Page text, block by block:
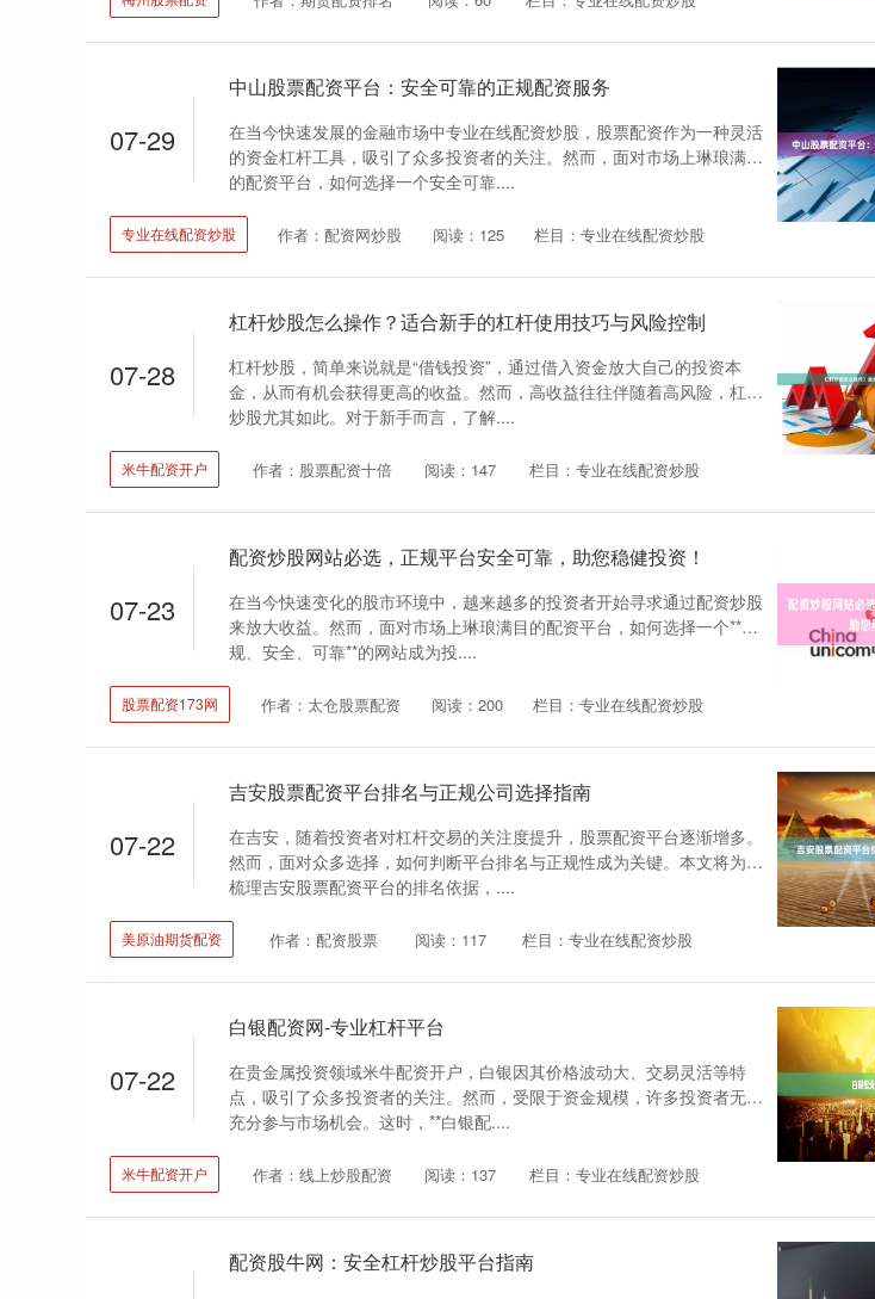
07-29
中山股票配资平台：安全可靠的正规配资服务
在当今快速发展的金融市场中专业在线配资炒股，股票配资作为一种灵活
的资金杠杆工具，吸引了众多投资者的关注。然而，面对市场上琳琅满目
的配资平台，如何选择一个安全可靠....
专业在线配资炒股 作者：配资网炒股 阅读：125 栏目：专业在线配资炒股
07-28
杠杆炒股怎么操作？适合新手的杠杆使用技巧与风险控制
杠杆炒股，简单来说就是“借钱投资”，通过借入资金放大自己的投资本
金，从而有机会获得更高的收益。然而，高收益往往伴随着高风险，杠杆
炒股尤其如此。对于新手而言，了解....
米牛配资开户 作者：股票配资十倍 阅读：147 栏目：专业在线配资炒股
07-23
配资炒股网站必选，正规平台安全可靠，助您稳健投资！
在当今快速变化的股市环境中，越来越多的投资者开始寻求通过配资炒股
来放大收益。然而，面对市场上琳琅满目的配资平台，如何选择一个**正
规、安全、可靠**的网站成为投....
股票配资173网 作者：太仓股票配资 阅读：200 栏目：专业在线配资炒股
07-22
吉安股票配资平台排名与正规公司选择指南
在吉安，随着投资者对杠杆交易的关注度提升，股票配资平台逐渐增多。
然而，面对众多选择，如何判断平台排名与正规性成为关键。本文将为您
梳理吉安股票配资平台的排名依据，....
美原油期货配资 作者：配资股票 阅读：117 栏目：专业在线配资炒股
07-22
白银配资网-专业杠杆平台
在贵金属投资领域米牛配资开户，白银因其价格波动大、交易灵活等特
点，吸引了众多投资者的关注。然而，受限于资金规模，许多投资者无法
充分参与市场机会。这时，**白银配....
米牛配资开户 作者：线上炒股配资 阅读：137 栏目：专业在线配资炒股
配资股牛网：安全杠杆炒股平台指南